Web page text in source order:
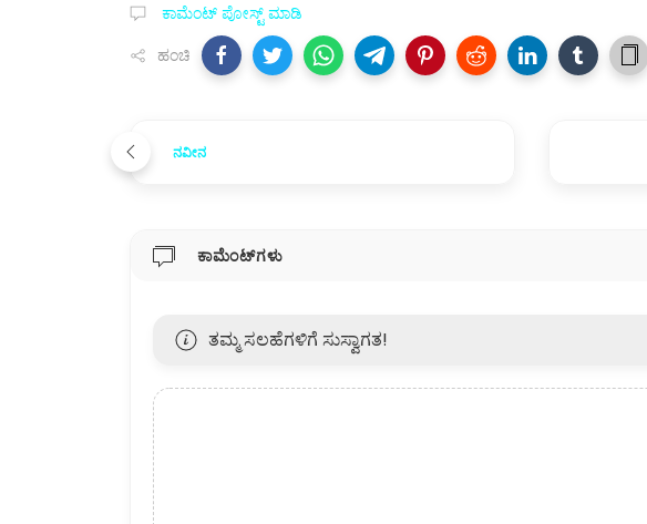
ಕಾಮೆಂಟ್‌‌ ಪೋಸ್ಟ್‌ ಮಾಡಿ
ಹಂಚಿ
ನವೀನ
ಕಾಮೆಂಟ್‌ಗಳು
ತಮ್ಮ ಸಲಹೆಗಳಿಗೆ ಸುಸ್ವಾಗತ!